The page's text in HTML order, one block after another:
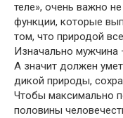
теле», очень важно
функции, которые
том, что природой
Изначально мужчина
А значит должен
дикой природы,
Чтобы максимально
половины